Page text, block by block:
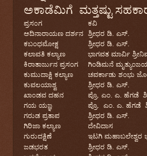
ಅಕಾಡೆಮಿಗೆ ಮತ್ತಷ್ಟು
ಪ್ರಸ೦ಗ ಕವಿ
ಆದಿನಾರಾಯಣ ದರ್ಶನ ಶ್ರೀಧರ ಡಿ. ಎಸ್.
ಕಬಂಧಮೋಕ್ಷ
ಶ್ರೀಧರ ಡಿ. ಎಸ್.
ಕಲಾವತಿ ಕಲ್ಯಾಣ
ಭಾಗವತ ಮಾರ್ವಿ
ಕಿರಾತಾರ್ಜುನ ಪ್ರಸಂಗ
ಗಿಂಡಿಮನೆ
ಕುಮುದಾಕ್ಷಿ ಕಲ್ಯಾಣ
ಚವರ್ಕಾಡು ಶಂಭು
ಕುವಲಯಾಶ್ವ
ಶ್ರೀಧರ ಡಿ. ಎಸ್.
ಖಾ೦ಡವ ದಹನ
ಪ್ರೊ. ಎಂ. ಎ. ಹೆಗಡೆ
ಗಯ ಯಜ್ಞ
ಪ್ರೊ. ಎಂ. ಎ. ಹೆಗಡೆ
ಗರುಡ ಪ್ರತಾಪ
ಶ್ರೀಧರ ಡಿ. ಎಸ್.
ಗಿರಿಜಾ ಕಲ್ಯಾಣ
ದೇವಿದಾಸ
ಗುರುದಕ್ಷಿಣೆ
ಇಟಗಿ ಮಹಾಬಲೇಶ್ವರ
ಜಡಭರತ
ಶ್ರೀಧರ ಡಿ. ಎಸ್.